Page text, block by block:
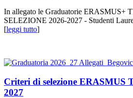
In allegato le Graduatorie ERASMUS+
SELEZIONE 2026-2027 - Studenti
[leggi tutto]
Criteri di selezione ERASMUS
2027